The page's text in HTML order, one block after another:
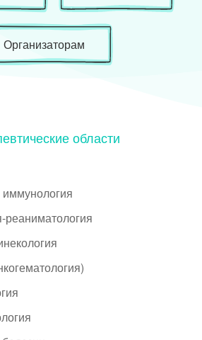
Организаторам
области
реаниматология